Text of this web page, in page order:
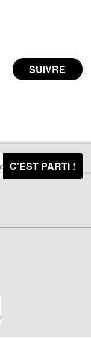
SUIVRE
C'EST PARTI !